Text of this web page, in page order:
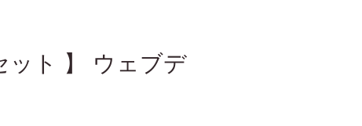
ット 】 ウェブデ